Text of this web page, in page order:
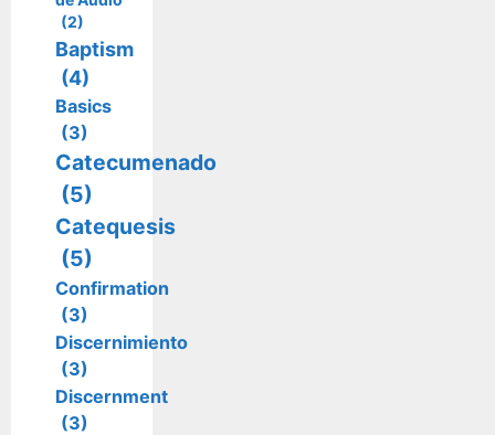
(2)
Baptism
(4)
Basics
(3)
Catecumenado
(5)
Catequesis
(5)
Confirmation
(3)
Discernimiento
(3)
Discernment
(3)